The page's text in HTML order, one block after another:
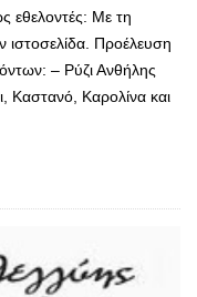
εθελοντές: Με τη
Προέλευση
– Ρύζι Ανθήλης
Καστανό, Καρολίνα και